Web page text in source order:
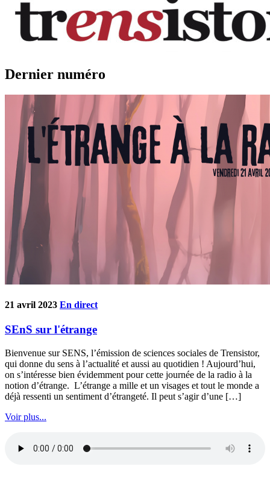
Dernier numéro
21 avril 2023 En direct
SEnS sur l'étrange
Bienvenue sur SENS, l’émission de sciences sociales de Trensistor,
qui donne du sens à l’actualité et aussi au quotidien ! Aujourd’hui,
on s’intéresse bien évidemment pour cette journée de la radio à la
notion d’étrange. L’étrange a mille et un visages et tout le monde a
déjà ressenti un sentiment d’étrangeté. Il peut s’agir d’une […]
Voir plus...